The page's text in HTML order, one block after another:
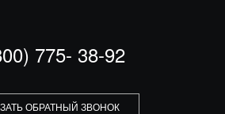
775- 38-92
ОБРАТНЫЙ ЗВОНОК